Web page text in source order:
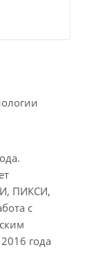
ПИКСИ,
с
года